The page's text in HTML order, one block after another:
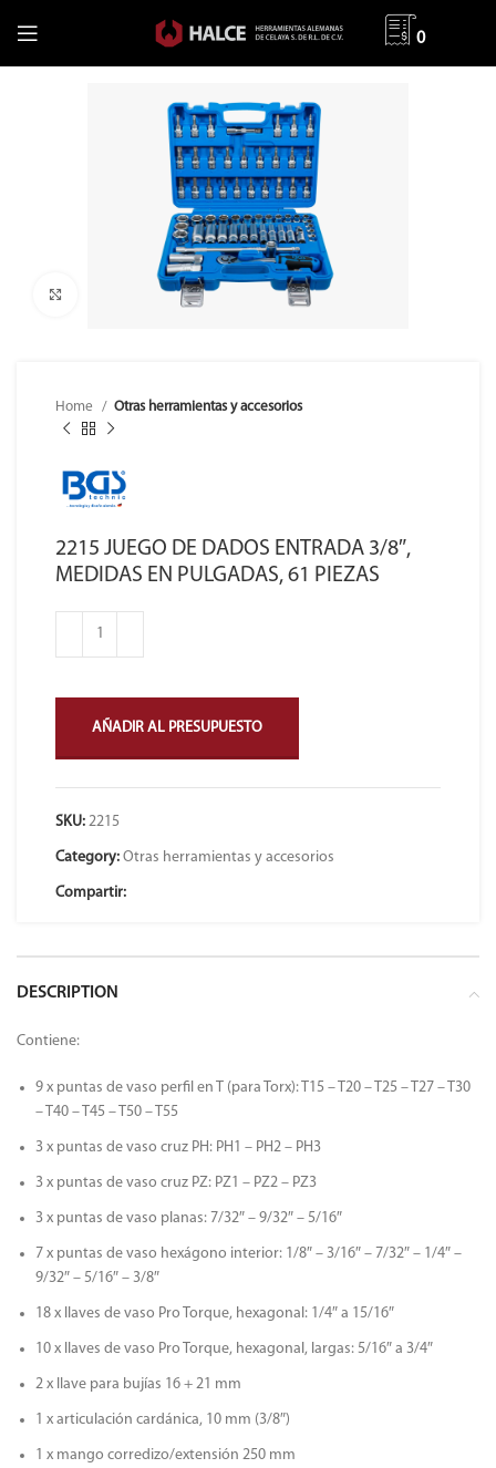
0
Clic para ampliar
Home Otras herramientas y accesorios
2215 JUEGO DE DADOS ENTRADA 3/8″,
MEDIDAS EN PULGADAS, 61 PIEZAS
AÑADIR AL PRESUPUESTO
SKU: 2215
Category: Otras herramientas y accesorios
Compartir:
DESCRIPTION
Contiene:
9 x puntas de vaso perfil en T (para Torx): T15 – T20 – T25 – T27 – T30
– T40 – T45 – T50 – T55
3 x puntas de vaso cruz PH: PH1 – PH2 – PH3
3 x puntas de vaso cruz PZ: PZ1 – PZ2 – PZ3
3 x puntas de vaso planas: 7/32″ – 9/32″ – 5/16″
7 x puntas de vaso hexágono interior: 1/8″ – 3/16″ – 7/32″ – 1/4″ –
9/32″ – 5/16″ – 3/8″
18 x llaves de vaso Pro Torque, hexagonal: 1/4″ a 15/16″
10 x llaves de vaso Pro Torque, hexagonal, largas: 5/16″ a 3/4″
2 x llave para bujías 16 + 21 mm
1 x articulación cardánica, 10 mm (3/8″)
1 x mango corredizo/extensión 250 mm